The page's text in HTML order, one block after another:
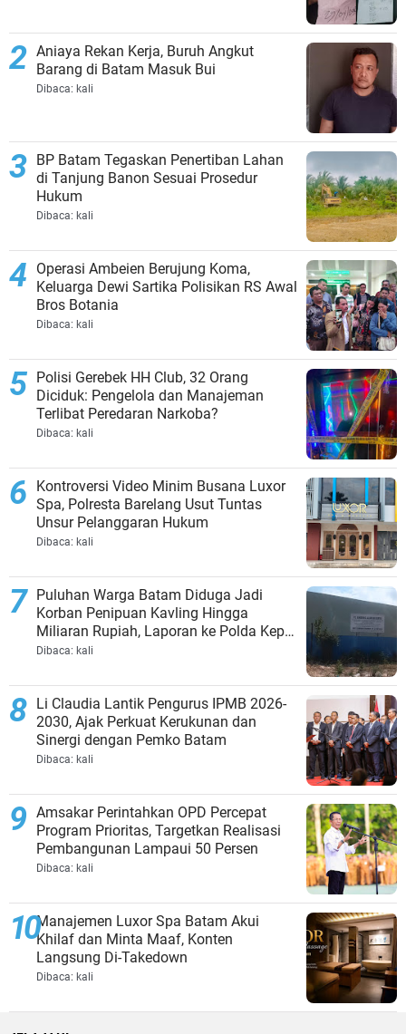
Aniaya Rekan Kerja, Buruh Angkut
Barang di Batam Masuk Bui
Dibaca: kali
BP Batam Tegaskan Penertiban Lahan
di Tanjung Banon Sesuai Prosedur
Hukum
Dibaca: kali
Operasi Ambeien Berujung Koma,
Keluarga Dewi Sartika Polisikan RS Awal
Bros Botania
Dibaca: kali
Polisi Gerebek HH Club, 32 Orang
Diciduk: Pengelola dan Manajeman
Terlibat Peredaran Narkoba?
Dibaca: kali
Kontroversi Video Minim Busana Luxor
Spa, Polresta Barelang Usut Tuntas
Unsur Pelanggaran Hukum
Dibaca: kali
Puluhan Warga Batam Diduga Jadi
Korban Penipuan Kavling Hingga
Miliaran Rupiah, Laporan ke Polda Kepri
Jalan di Tempat?
Dibaca: kali
Li Claudia Lantik Pengurus IPMB 2026-
2030, Ajak Perkuat Kerukunan dan
Sinergi dengan Pemko Batam
Dibaca: kali
Amsakar Perintahkan OPD Percepat
Program Prioritas, Targetkan Realisasi
Pembangunan Lampaui 50 Persen
Dibaca: kali
Manajemen Luxor Spa Batam Akui
Khilaf dan Minta Maaf, Konten
Langsung Di-Takedown
Dibaca: kali